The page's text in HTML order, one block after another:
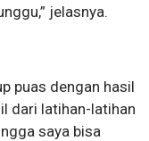
jelasnya.
puas dengan hasil
dari latihan-latihan
saya bisa